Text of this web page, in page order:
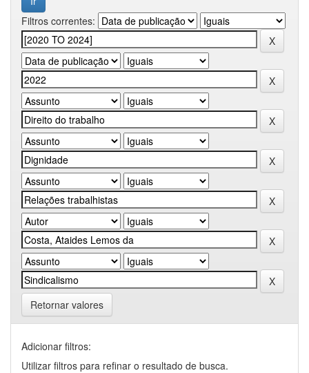
Filtros correntes:
Retornar valores
Adicionar filtros:
Utilizar filtros para refinar o resultado de busca.